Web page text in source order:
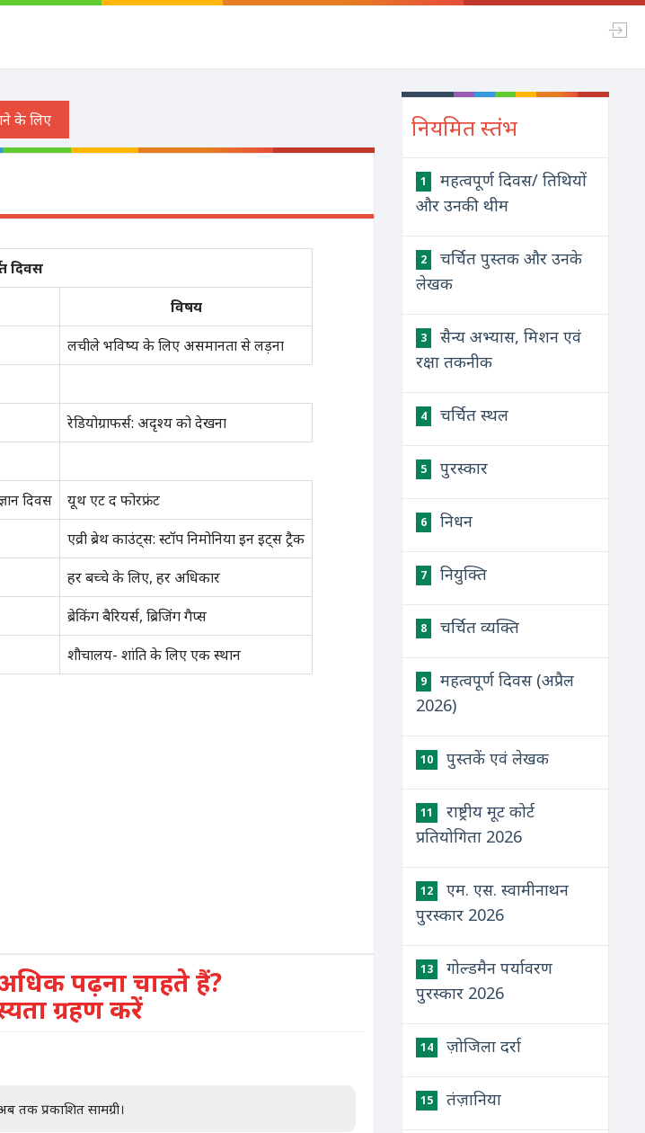
दिवस
विषय
लचीले भविष्य के लिए असमानता से लड़ना
रेडियोग्राफर्स: अदृश्य को देखना
दिवस
यूथ एट द फोरफ्रंट
एव्री ब्रेथ काउंट्स: स्टॉप निमोनिया इन इट्स ट्रैक
हर बच्चे के लिए, हर अधिकार
ब्रेकिंग बैरियर्स, ब्रिजिंग गैप्स
शौचालय- शांति के लिए एक स्थान
पढ़ना चाहते हैं?
ग्रहण करें
तक प्रकाशित सामग्री।
नियमित स्तंभ
1
महत्वपूर्ण दिवस/ तिथियों
और उनकी थीम
2
चर्चित पुस्तक और उनके
लेखक
3
सैन्य अभ्यास, मिशन एवं
रक्षा तकनीक
4 चर्चित स्थल
5 पुरस्कार
6 निधन
7 नियुक्ति
8 चर्चित व्यक्ति
9
महत्वपूर्ण दिवस (अप्रैल
2026)
10 पुस्तकें एवं लेखक
11
राष्ट्रीय मूट कोर्ट
प्रतियोगिता 2026
12
एम. एस. स्वामीनाथन
पुरस्कार 2026
13
गोल्डमैन पर्यावरण
पुरस्कार 2026
14 ज़ोजिला दर्रा
15 तंज़ानिया